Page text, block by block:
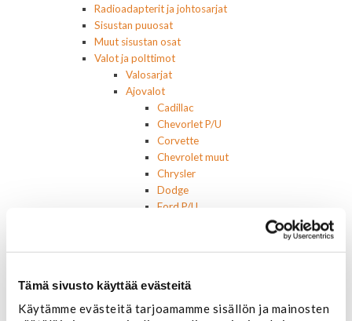
Tämä sivusto käyttää evästeitä
Käytämme evästeitä tarjoamamme sisällön ja mainosten
Radioadapterit ja johtosarjat
Sisustan puuosat
Muut sisustan osat
Valot ja polttimot
Valosarjat
Ajovalot
Cadillac
Chevorlet P/U
Corvette
Chevrolet muut
Chrysler
Dodge
Ford P/U
Hummer
Takavalot
Cadillac